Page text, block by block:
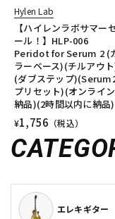
Hylen Lab
【ハイレンラボサマー
ール！】HLP-006
Peridot for Serum 2 (
ラーベース)(チルアウ
(ダブステップ
プリセット)(オンライン
納品)(2時間以内に納品)
¥1,756 （税込）
エレキギター